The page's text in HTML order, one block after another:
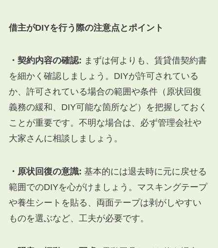
借主がDIYを行う際の注意点とポイント
・契約内容の確認: まずは何よりも、賃貸借契約書
を細かく確認しましょう。DIYが許可されている
か、許可されている場合の範囲や条件（原状回復
義務の緩和、DIY可能な箇所など）を把握しておく
ことが重要です。不明な場合は、必ず管理会社や
大家さんに相談しましょう。
・原状回復の意識: 基本的には退去時に元に戻せる
範囲でのDIYを心がけましょう。マスキングテープ
や養生シートを貼る、両面テープは剥がしやすい
ものを選ぶなど、工夫が必要です。